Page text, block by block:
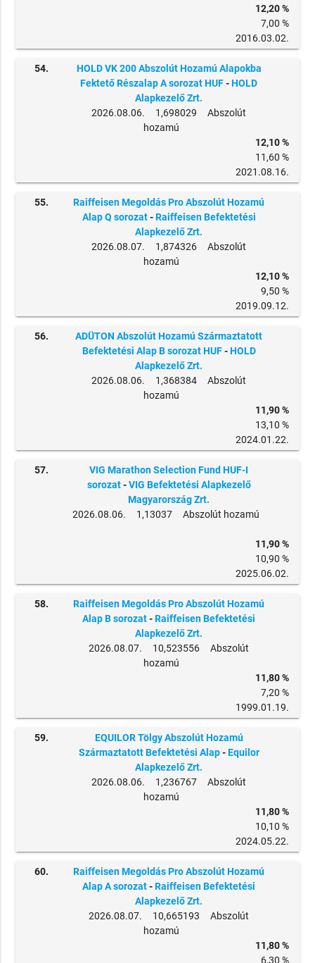
12,20 %
7,00 %
2016.03.02.
54.
HOLD VK 200 Abszolút Hozamú Alapokba
Fektető Részalap A sorozat HUF-HOLD
Alapkezelő Zrt.
2026.08.06. 1,698029 Abszolút
hozamú
12,10 %
11,60 %
2021.08.16.
55.
Raiffeisen Megoldás Pro Abszolút Hozamú
Alap Q sorozat-Raiffeisen Befektetési
Alapkezelő Zrt.
2026.08.07. 1,874326 Abszolút
hozamú
12,10 %
9,50 %
2019.09.12.
56.
ADÜTON Abszolút Hozamú Származtatott
Befektetési Alap B sorozat HUF-HOLD
Alapkezelő Zrt.
2026.08.06. 1,368384 Abszolút
hozamú
11,90 %
13,10 %
2024.01.22.
57.
VIG Marathon Selection Fund HUF-I
sorozat-VIG Befektetési Alapkezelő
Magyarország Zrt.
2026.08.06. 1,13037 Abszolút hozamú
11,90 %
10,90 %
2025.06.02.
58.
Raiffeisen Megoldás Pro Abszolút Hozamú
Alap B sorozat-Raiffeisen Befektetési
Alapkezelő Zrt.
2026.08.07. 10,523556 Abszolút
hozamú
11,80 %
7,20 %
1999.01.19.
59.
EQUILOR Tölgy Abszolút Hozamú
Származtatott Befektetési Alap-Equilor
Alapkezelő Zrt.
2026.08.06. 1,236767 Abszolút
hozamú
11,80 %
10,10 %
2024.05.22.
60.
Raiffeisen Megoldás Pro Abszolút Hozamú
Alap A sorozat-Raiffeisen Befektetési
Alapkezelő Zrt.
2026.08.07. 10,665193 Abszolút
hozamú
11,80 %
6,30 %